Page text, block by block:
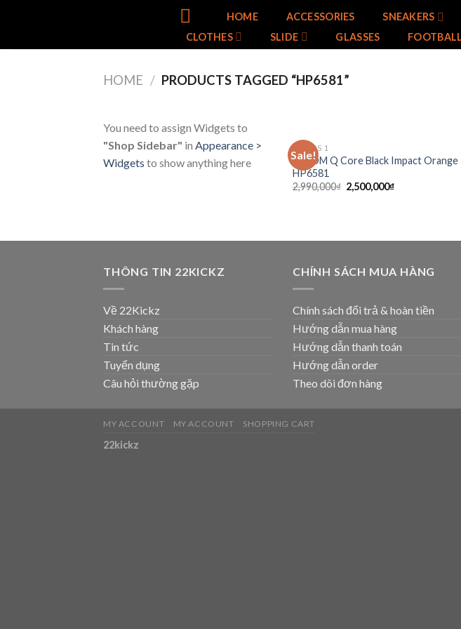
HOME ACCESSORIES SNEAKERS
CLOTHES
SLIDE GLASSES FOOTBALL
HOME / PRODUCTS TAGGED “HP6581”
You need to assign Widgets to
"Shop Sidebar" in Appearance >
Widgets to show anything here
Sale!
Add to
wishlist
ADIDAS 1
adiFOM Q Core Black Impact Orange
HP6581
2,990,000₫ 2,500,000₫
THÔNG TIN 22KICKZ
Về 22Kickz
Khách hàng
Tin tức
Tuyển dụng
Câu hỏi thường gặp
CHÍNH SÁCH MUA HÀNG
Chính sách đổi trả & hoàn tiền
Hướng dẫn mua hàng
Hướng dẫn thanh toán
Hướng dẫn order
Theo dõi đơn hàng
MY ACCOUNT MY ACCOUNT SHOPPING CART
22kickz